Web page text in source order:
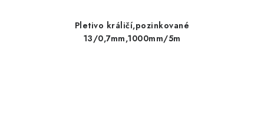
Pletivo králičí,pozinkované
13/0,7mm,1000mm/5m